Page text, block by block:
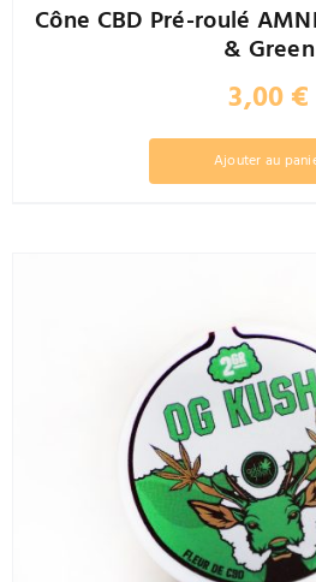
Cône CBD Pré-roulé
& Green
3,00€
Ajouter au